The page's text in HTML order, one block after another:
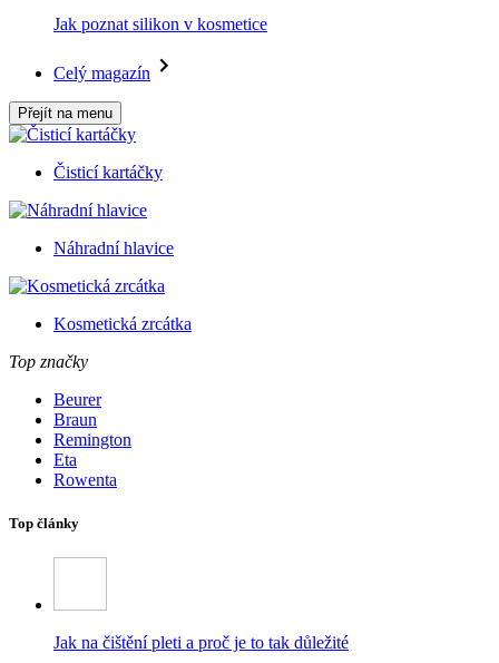
Jak poznat silikon v kosmetice
Celý magazín
Přejít na menu
Čisticí kartáčky
Náhradní hlavice
Kosmetická zrcátka
Top značky
Beurer
Braun
Remington
Eta
Rowenta
Top články
Jak na čištění pleti a proč je to tak důležité